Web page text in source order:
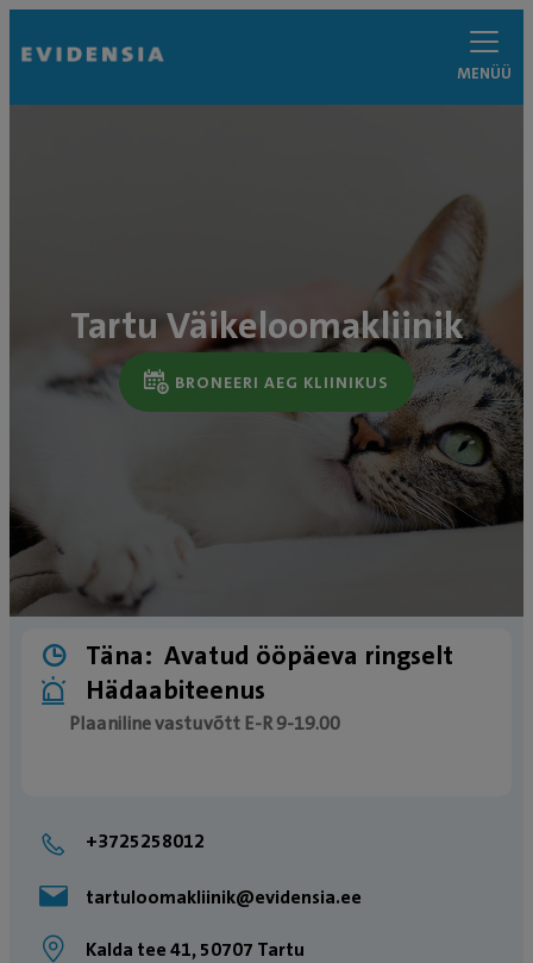
MENÜÜ
Tartu Väikeloomakliinik
BRONEERI AEG KLIINIKUS
Täna: Avatud ööpäeva ringselt
Hädaabiteenus
Plaaniline vastuvõtt E-R 9-19.00
olemas ööpäevaringselt – 24/7.
+3725258012
tartuloomakliinik@evidensia.ee
Kalda tee 41, 50707 Tartu